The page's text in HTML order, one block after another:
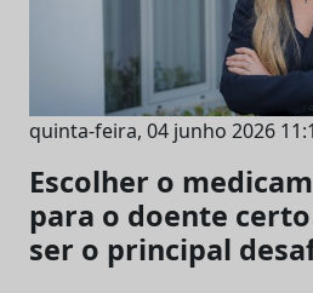
quinta-feira, 04 junho 2026
Escolher o
para o doente
ser o principal